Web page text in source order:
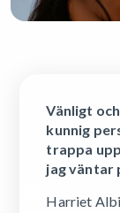
Vänligt
kunnig
trappa
jag väntar
Harriet